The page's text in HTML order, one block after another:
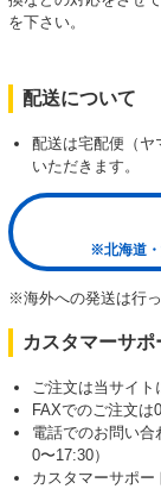
を下さい。
配送について
配送は宅配便（ヤ
いただきます。
※北海道・
※海外への発送は行
カスタマーサ
ご注文は当サイト
FAXでのご注文は
電話でのお問い合
0〜17:30）
カスタマーサポ